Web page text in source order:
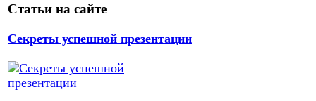
Статьи на сайте
Секреты успешной презентации